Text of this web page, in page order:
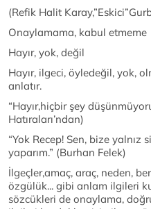
(Refik Halit
Onaylamama, kabul etmeme
Hayır, yok, değil
Hayır, ilgeci, öyledeğil, yok,
anlatır.
“Hayır,hiçbir şey
Hatıraları’ndan)
“Yok Recep! Sen, bize yalnız
yaparım.” (Burhan Felek)
İlgeçler,amaç, araç, neden,
özgülük... gibi anlam ilgileri
sözcükleri de onaylama,